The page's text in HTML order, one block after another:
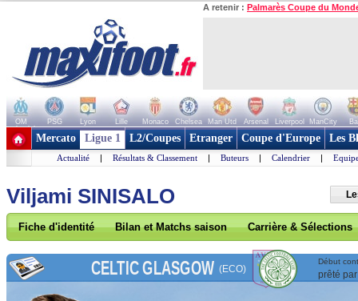
A retenir : Palmarès Coupe du
OM PSG Lyon Lille Monaco Chelsea Man Utd Arsenal Liverpool ManCity
+ de clubs
Mercato Ligue 1 L2/Coupes Etranger Coupe d'Europe Les
Actualité | Résultats & Classement | Buteurs | Calendrier |
Viljami SINISALO
Fiche d'identité Bilan et Matchs saison Carrière & Sélections
CELTIC GLASGOW (ECO)
Début
prêté